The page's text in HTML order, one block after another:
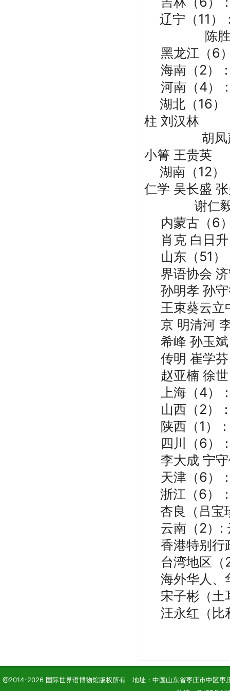
辽宁 （11）
陈
黑龙江 （6
海南 （2）
河南 （4）
湖北 （16）
柱 刘汉林
胡
小箐 王贵英
湖南 （12）
仁学 吴长盛
谢仁
内蒙古 （6
肖克 白日升
山东 （51）
界语协会
孙明孝 孙
王束葵云立
京 明清河
希峰 孙玉
传明 崔学
赵亚楠 徐
上海 （4）
山西 （2）
陕西 （1）
四川 （6）
李大成 宁
天津 （6）
浙江 （6）
杏良（ 吕宝
云南 （2） :
香港特别行
台湾地区 （
海外华人、
宋子彬（土
汪永红（比
@2014-2026 国际世界语博物馆版权所有 地址：中国山东省枣庄市中区